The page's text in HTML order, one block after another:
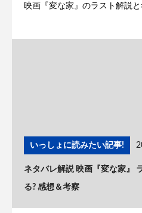
映画『変な家』のラスト解説と
いっしょに読みたい記事!
ネタバレ解説 映画『変な家』
る? 感想＆考察